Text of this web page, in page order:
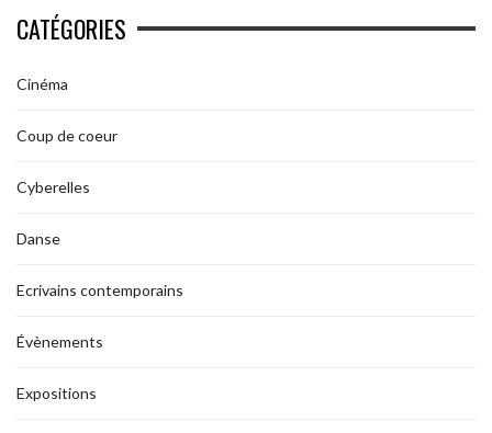
CATÉGORIES
Cinéma
Coup de coeur
Cyberelles
Danse
Ecrivains contemporains
Évènements
Expositions